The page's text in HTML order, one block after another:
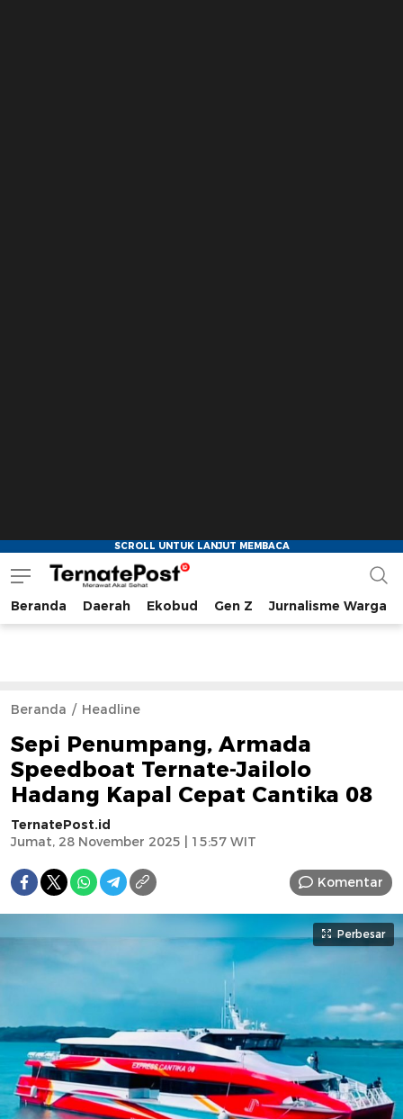
TernatePost.id
merawat akal sehat
Beranda Daerah Ekobud Gen Z Jurnalisme Warga
Beranda Headline
Sepi Penumpang, Armada
Speedboat Ternate-Jailolo
Hadang Kapal Cepat Cantika 08
TernatePost.id
Jumat, 28 November 2025 | 15:57 WIT
Komentar
Perbesar